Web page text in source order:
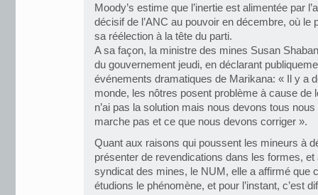
Moody’s estime que l’inertie est alimentée par
décisif de l’ANC au pouvoir en décembre, où le
sa réélection à la tête du parti.
A sa façon, la ministre des mines Susan
du gouvernement jeudi, en déclarant
événements dramatiques de Marikana: « Il y a
monde, les nôtres posent problème à cause de
n’ai pas la solution mais nous devons tous
marche pas et ce que nous devons corriger ».
Quant aux raisons qui poussent les mineurs à
présenter de revendications dans les formes, et
syndicat des mines, le NUM, elle a affirmé que
étudions le phénomène, et pour l’instant, c’est